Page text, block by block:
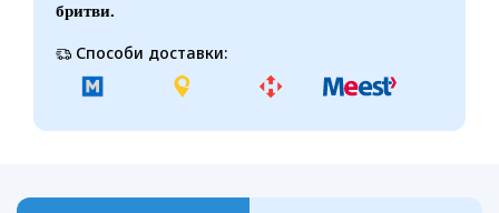
бритви.
Способи доставки: